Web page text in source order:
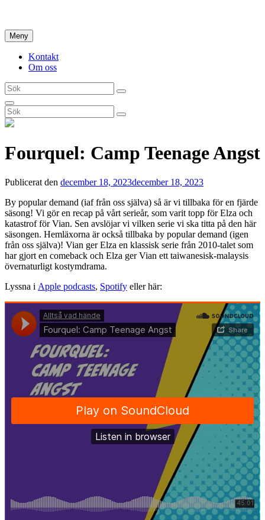
innehåll
Meny
Kontakt
Om oss
Sök
efter:
Sök
Sök
Sök
efter:
Sök
Fourquel: Camp Teenage Angst
Publicerat den december 18, 2023december 18, 2023
By popular demand (iaf från oss själva) så är vi tillbaka för en fjärde
säsong! Vi gör en recap på vårt serieår, som varit topp för Elza och
katastrof för Vian. Sen avslöjar vi vilken serie vi ska titta på den här
säsongen. Hemläxorna är också tillbaka by popular demand (igen
från oss själva)! Vian ger Elza en klassisk serie från 2010-talet som
har gjort en comeback och Elza ger Vian ett taiwanesisk-malaysis
övernaturligt kostymdrama.
Lyssna i Apple podcasts, Spotify eller här: